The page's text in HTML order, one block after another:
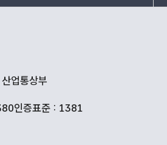
업통상부
인증표준 : 1381